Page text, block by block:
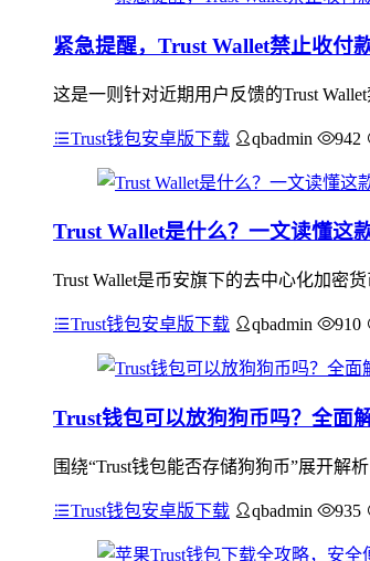
紧急提醒，Trust Wallet禁止收付
这是一则针对近期用户反馈的Trust
Trust钱包安卓版下载 qbadmin 942
Trust Wallet是什么？一文读懂这
Trust Wallet是币安旗下的去中心化加密
Trust钱包安卓版下载 qbadmin 910
Trust钱包可以放狗狗币吗？全面
围绕“Trust钱包能否存储狗狗币”展开解
Trust钱包安卓版下载 qbadmin 935